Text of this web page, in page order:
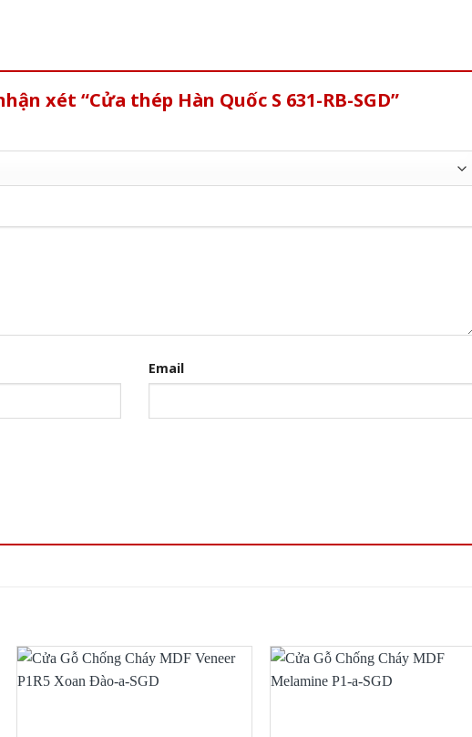
xét “Cửa thép Hàn Quốc S 631-RB-SGD”
Email